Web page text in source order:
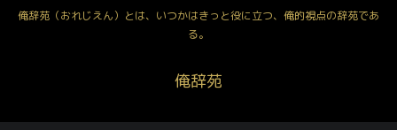
俺辞苑（おれじえん）とは、いつかはきっと役に立つ、俺的視点の辞苑であ
る。
俺辞苑